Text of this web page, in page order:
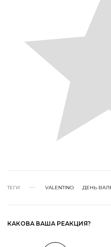
ТЕГИ VALENTINO ДЕНЬ
КАКОВА ВАША РЕАКЦИЯ?